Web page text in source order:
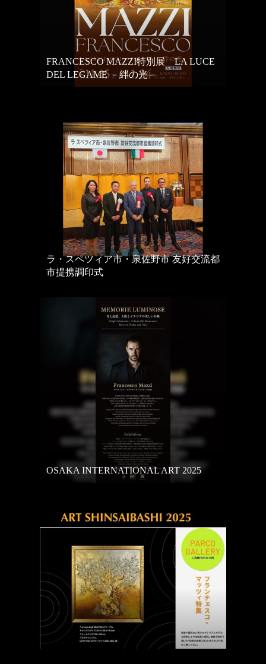
FRANCESCO MAZZI特別展 LA LUCE
DEL LEGAME －絆の光－
ラ・スペツィア市・泉佐野市 友好交流都
市提携調印式
OSAKA INTERNATIONAL ART 2025